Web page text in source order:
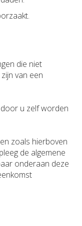
die niet
van een
u zelf worden
zoals hierboven
de algemene
onderaan deze